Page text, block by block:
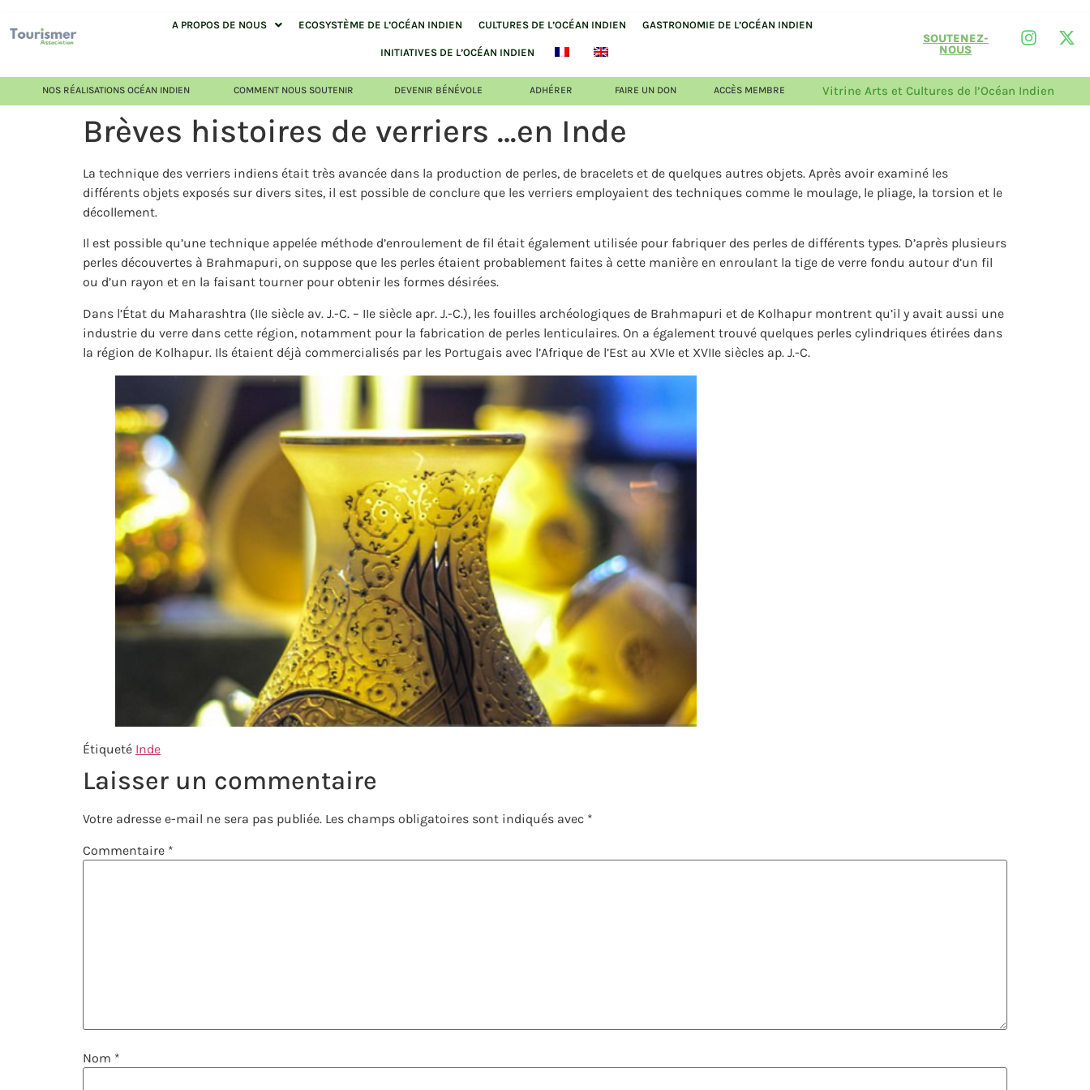
A PROPOS DE NOUS ECOSYSTÈME DE L’OCÉAN INDIEN CULTURES DE L’OCÉAN INDIEN GASTRONOMIE DE L’OCÉAN INDIEN
INITIATIVES DE L’OCÉAN INDIEN
SOUTENEZ-
NOUS
NOS RÉALISATIONS OCÉAN INDIEN COMMENT NOUS SOUTENIR DEVENIR BÉNÉVOLE ADHÉRER FAIRE UN DON ACCÈS MEMBRE Vitrine Arts et Cultures de l’Océan Indien
Brèves histoires de verriers …en Inde
La technique des verriers indiens était très avancée dans la production de perles, de bracelets et de quelques autres objets. Après avoir examiné les
différents objets exposés sur divers sites, il est possible de conclure que les verriers employaient des techniques comme le moulage, le pliage, la torsion et le
décollement.
Il est possible qu’une technique appelée méthode d’enroulement de fil était également utilisée pour fabriquer des perles de différents types. D’après plusieurs
perles découvertes à Brahmapuri, on suppose que les perles étaient probablement faites à cette manière en enroulant la tige de verre fondu autour d’un fil
ou d’un rayon et en la faisant tourner pour obtenir les formes désirées.
Dans l’État du Maharashtra (IIe siècle av. J.-C. – IIe siècle apr. J.-C.), les fouilles archéologiques de Brahmapuri et de Kolhapur montrent qu’il y avait aussi une
industrie du verre dans cette région, notamment pour la fabrication de perles lenticulaires. On a également trouvé quelques perles cylindriques étirées dans
la région de Kolhapur. Ils étaient déjà commercialisés par les Portugais avec l’Afrique de l’Est au XVIe et XVIIe siècles ap. J.-C.
Étiqueté Inde
Laisser un commentaire
Votre adresse e-mail ne sera pas publiée. Les champs obligatoires sont indiqués avec *
Commentaire *
Nom *